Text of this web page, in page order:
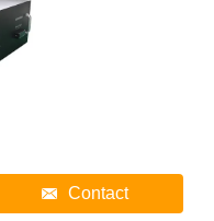
Contact